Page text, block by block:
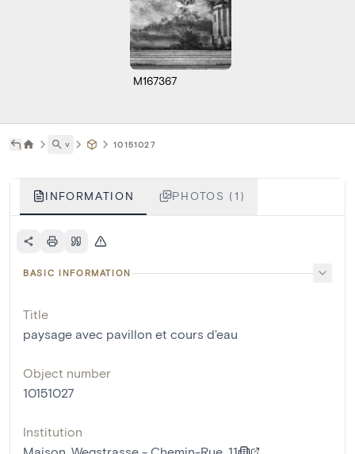
M167367
˅ 10151027
INFORMATION PHOTOS (1)
BASIC INFORMATION
Title
paysage avec pavillon et cours d'eau
Object number
10151027
Institution